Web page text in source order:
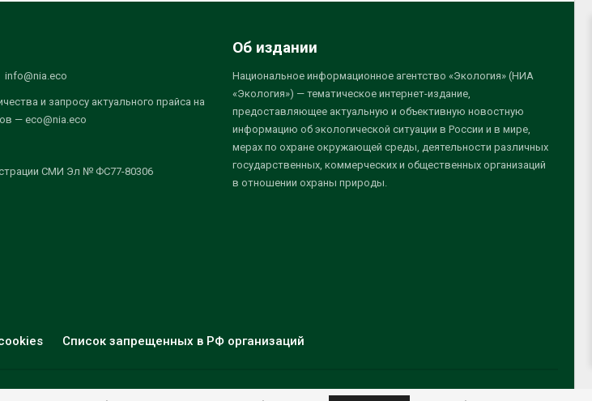
и запросу актуального прайса на
— eco@nia.eco
СМИ Эл № ФС77-80306
Об издании
Национальное информационное агентство «Экология» (НИА
«Экология») — тематическое интернет-издание,
предоставляющее актуальную и объективную новостную
информацию об экологической ситуации в России и в мире,
мерах по охране окружающей среды, деятельности различных
государственных, коммерческих и общественных организаций
в отношении охраны природы.
Список запрещенных в РФ организаций